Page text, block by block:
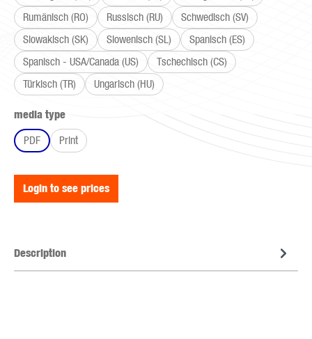
Rumänisch (RO)
Russisch (RU)
Schwedisch (SV)
Slowakisch (SK)
Slowenisch (SL)
Spanisch (ES)
Spanisch - USA/Canada (US)
Tschechisch (CS)
Türkisch (TR)
Ungarisch (HU)
Select
media type
PDF
Print
Login to see prices
Description